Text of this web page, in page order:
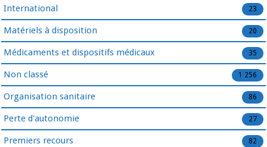
International 23
Matériels à disposition 20
Médicaments et dispositifs médicaux 35
Non classé 1 256
Organisation sanitaire 86
Perte d'autonomie 27
Premiers recours 82